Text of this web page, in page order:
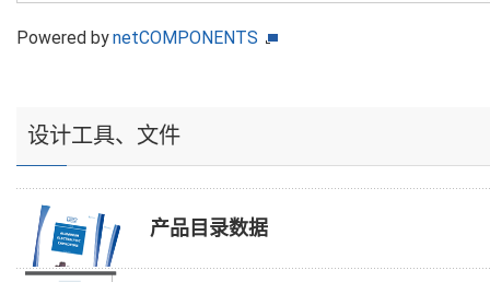
Powered bynetCOMPONENTS
设计工具、文件
产品目录数据